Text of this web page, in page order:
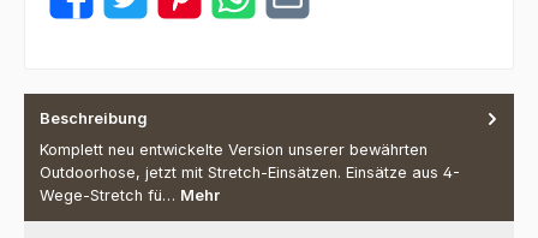
Beschreibung
Komplett neu entwickelte Version unserer bewährten
Outdoorhose, jetzt mit Stretch-Einsätzen. Einsätze aus 4-
Wege-Stretch fü… Mehr